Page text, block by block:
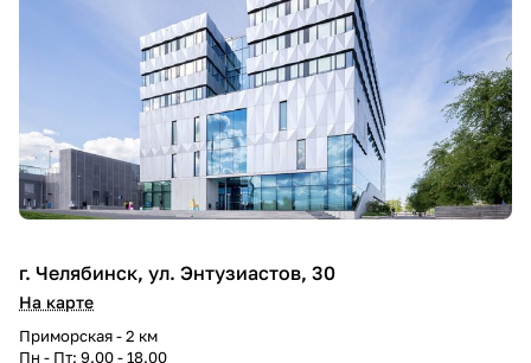
г. Челябинск, ул. Энтузиастов, 30
На карте
Приморская - 2 км
Пн - Пт: 9.00 - 18.00